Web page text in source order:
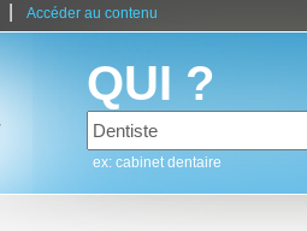
Accéder au contenu
QUI ?
ex: cabinet dentaire